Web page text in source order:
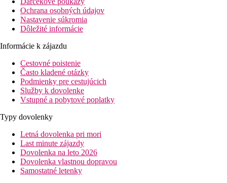
Ochrana osobných údajov
Nastavenie súkromia
Dôležité informácie
Informácie k zájazdu
Cestovné poistenie
Často kladené otázky
Podmienky pre cestujúcich
Služby k dovolenke
Vstupné a pobytové poplatky
Typy dovolenky
Letná dovolenka pri mori
Last minute zájazdy
Dovolenka na leto 2026
Dovolenka vlastnou dopravou
Samostatné letenky